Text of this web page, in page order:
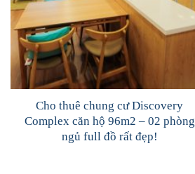
Cho thuê chung cư Discovery
Complex căn hộ 96m2 – 02 phòng
ngủ full đồ rất đẹp!